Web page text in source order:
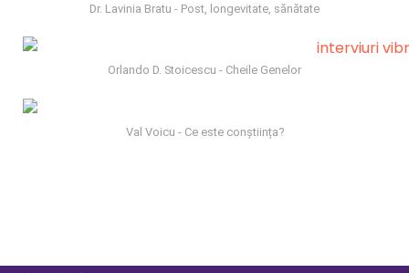
Dr. Lavinia Bratu - Post, longevitate, sănătate
Orlando D. Stoicescu - Cheile Genelor
Val Voicu - Ce este conștiința?